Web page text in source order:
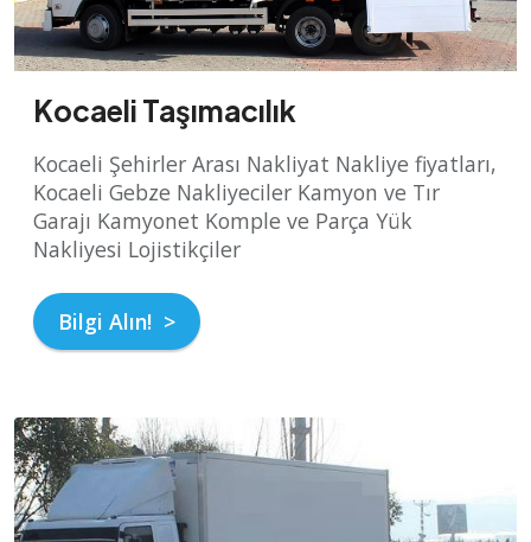
Kocaeli Taşımacılık
Kocaeli Şehirler Arası Nakliyat Nakliye fiyatları,
Kocaeli Gebze Nakliyeciler Kamyon ve Tır
Garajı Kamyonet Komple ve Parça Yük
Nakliyesi Lojistikçiler
Bilgi Alın! >